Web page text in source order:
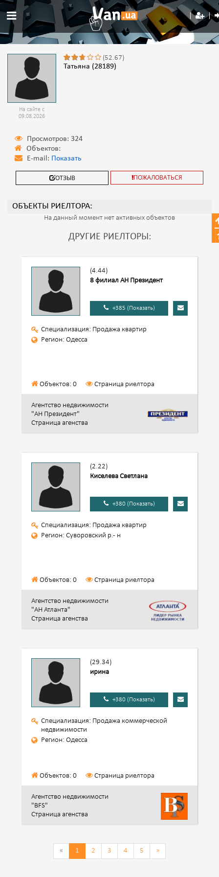
На сайте с
09.08.2026
(52.67)
Татьяна (28189)
Просмотров: 324
Объектов:
E-mail: Показать
ОТЗЫВ ПОЖАЛОВАТЬСЯ
ОБЪЕКТЫ РИЕЛТОРА:
На данный момент нет активных объектов
ДРУГИЕ РИЕЛТОРЫ:
(4.44)
8 филиал АН Президент
+385 (Показать)
Специализация: Продажа квартир
Регион: Одесса
Объектов: 0 Страница риелтора
Агентство недвижимости
"АН Президент"
Страница агенства
(2.22)
Киселева Светлана
+380 (Показать)
Специализация: Продажа квартир
Регион: Суворовский р.- н
Объектов: 0 Страница риелтора
Агентство недвижимости
"АН Атланта"
Страница агенства
(29.34)
ирина
+380 (Показать)
Специализация: Продажа коммерческой
недвижимости
Регион: Одесса
Объектов: 0 Страница риелтора
Агентство недвижимости
"BFS"
Страница агенства
« 1 2 3 4 5 »